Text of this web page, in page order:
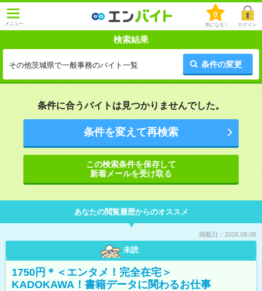
メニュー
0
気になる！ ログイン
検索結果
その他茨城県で一般事務のバイト一覧 条件の変更
条件に合うバイトは見つかりませんでした。
条件を変えて再検索
この検索条件を保存して
新着メールを受け取る
あなたの閲覧履歴からのオススメ
掲載日：2026.08.06
未読
1750円＊＜エンタメ！完全在宅＞
KADOKAWA！書籍データに関わるお仕事